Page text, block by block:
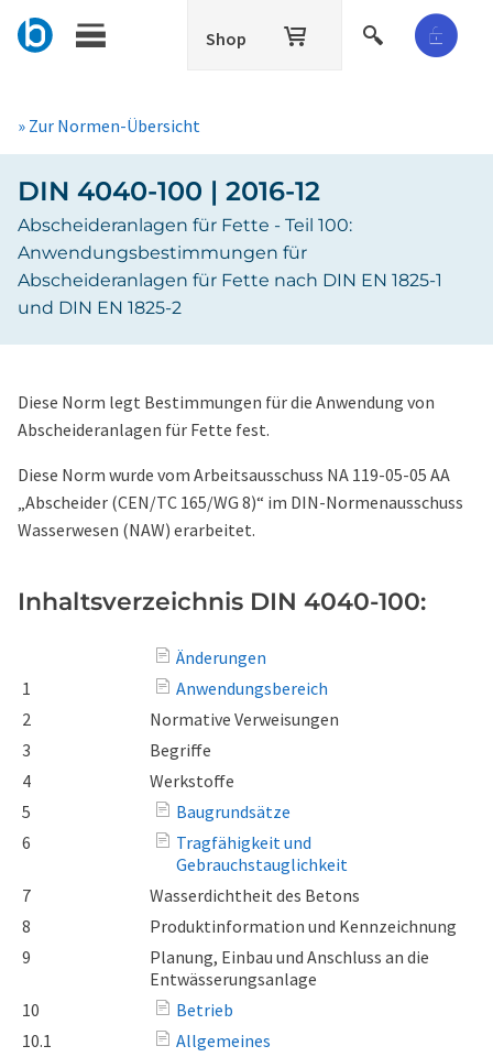
Shop
» Zur Normen-Übersicht
DIN 4040-100 | 2016-12
Abscheideranlagen für Fette - Teil 100:
Anwendungsbestimmungen für
Abscheideranlagen für Fette nach DIN EN 1825-1
und DIN EN 1825-2
Diese Norm legt Bestimmungen für die Anwendung von
Abscheideranlagen für Fette fest.
Diese Norm wurde vom Arbeitsausschuss NA 119-05-05 AA
„Abscheider (CEN/TC 165/WG 8)“ im DIN-Normenausschuss
Wasserwesen (NAW) erarbeitet.
Inhaltsverzeichnis DIN 4040-100:
Änderungen
1
Anwendungsbereich
2
Normative Verweisungen
3
Begriffe
4
Werkstoffe
5
Baugrundsätze
6
Tragfähigkeit und
Gebrauchstauglichkeit
7
Wasserdichtheit des Betons
8
Produktinformation und Kennzeichnung
9
Planung, Einbau und Anschluss an die
Entwässerungsanlage
10
Betrieb
10.1
Allgemeines